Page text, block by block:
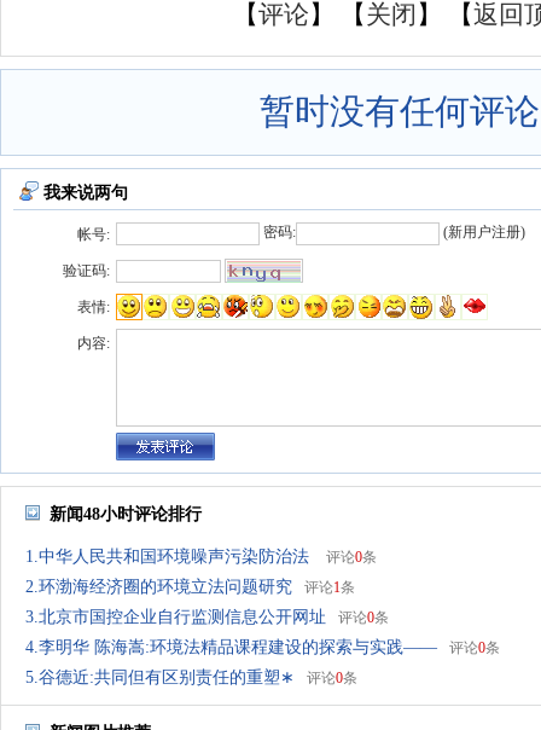
【评论 】 【 关闭 】 【返回
暂时没有任何评
我来说两句
帐号: 密码: (新用户注册)
验证码:
表情:
内容:
新闻48小时评论排行
1.中华人民共和国环境噪声污染防治法 评论0条
2.环渤海经济圈的环境立法问题研究 评论1条
3.北京市国控企业自行监测信息公开网址 评论0条
4.李明华 陈海嵩:环境法精品课程建设的探索与实践—— 评论0条
5.谷德近:共同但有区别责任的重塑∗ 评论0条